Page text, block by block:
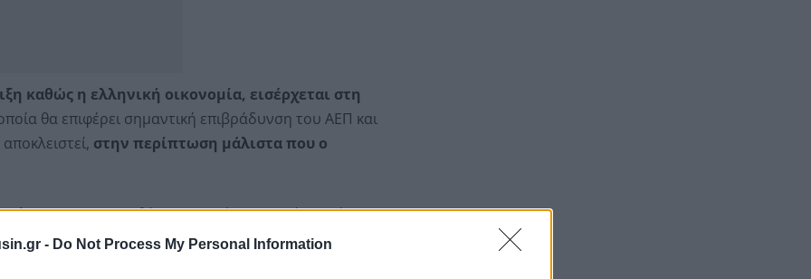
- Do Not Process My Personal Information
καθώς η ελληνική οικονομία, εισέρχεται στη
θα επιφέρει σημαντική επιβράδυνση του ΑΕΠ και
στην περίπτωση μάλιστα που ο
(ΕΛΣΤΑΤ) το Ακαθάριστο Εγχώριο Προϊόν κατά το
0,7%, σε σχέση με το 3ο τρίμηνο 2019,ενώ σε